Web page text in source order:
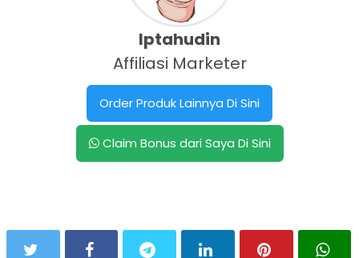
Iptahudin
Affiliasi Marketer
Order Produk Lainnya Di Sini
Claim Bonus dari Saya Di Sini